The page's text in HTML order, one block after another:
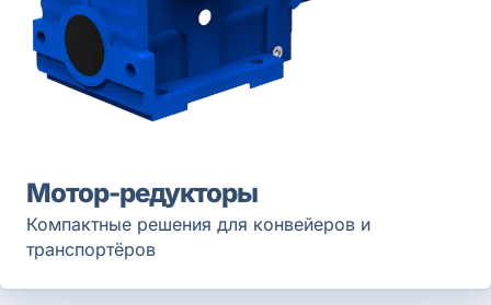
Мотор-редукторы
Компактные решения для конвейеров и
транспортёров